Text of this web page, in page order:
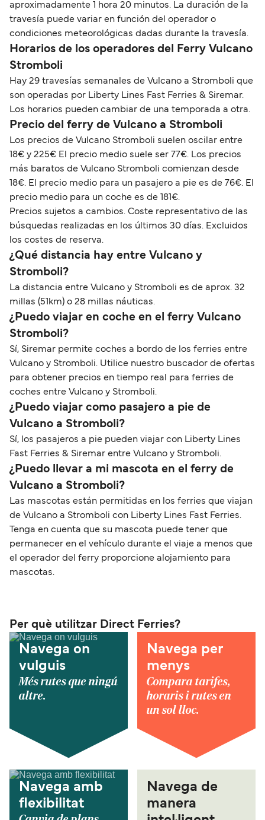
aproximadamente 1 hora 20 minutos. La duración de la
travesía puede variar en función del operador o
condiciones meteorológicas dadas durante la travesía.
Horarios de los operadores del Ferry Vulcano
Stromboli
Hay 29 travesías semanales de Vulcano a Stromboli que
son operadas por Liberty Lines Fast Ferries & Siremar.
Los horarios pueden cambiar de una temporada a otra.
Precio del ferry de Vulcano a Stromboli
Los precios de Vulcano Stromboli suelen oscilar entre
18€ y 225€ El precio medio suele ser 77€. Los precios
más baratos de Vulcano Stromboli comienzan desde
18€. El precio medio para un pasajero a pie es de 76€. El
precio medio para un coche es de 181€.
Precios sujetos a cambios. Coste representativo de las
búsquedas realizadas en los últimos 30 días. Excluidos
los costes de reserva.
¿Qué distancia hay entre Vulcano y
Stromboli?
La distancia entre Vulcano y Stromboli es de aprox. 32
millas (51km) o 28 millas náuticas.
¿Puedo viajar en coche en el ferry Vulcano
Stromboli?
Sí, Siremar permite coches a bordo de los ferries entre
Vulcano y Stromboli. Utilice nuestro buscador de ofertas
para obtener precios en tiempo real para ferries de
coches entre Vulcano y Stromboli.
¿Puedo viajar como pasajero a pie de
Vulcano a Stromboli?
Sí, los pasajeros a pie pueden viajar con Liberty Lines
Fast Ferries & Siremar entre Vulcano y Stromboli.
¿Puedo llevar a mi mascota en el ferry de
Vulcano a Stromboli?
Las mascotas están permitidas en los ferries que viajan
de Vulcano a Stromboli con Liberty Lines Fast Ferries.
Tenga en cuenta que su mascota puede tener que
permanecer en el vehículo durante el viaje a menos que
el operador del ferry proporcione alojamiento para
mascotas.
Per què utilitzar Direct Ferries?
Navega on
vulguis
Més rutes que ningú
altre.
Navega per
menys
Compara tarifes,
horaris i rutes en
un sol lloc.
Navega amb
flexibilitat
Navega de
manera